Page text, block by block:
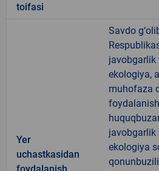
toifasi
Yer
uchastkasidan
Savdo
javobgarlik
ekologiya,
muhofaza
javobgarlik
ekologiya